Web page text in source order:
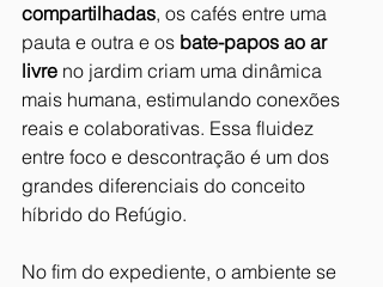
compartilhadas, os cafés entre uma
pauta e outra e os bate-papos ao ar
livre no jardim criam uma dinâmica
mais humana, estimulando conexões
reais e colaborativas. Essa fluidez
entre foco e descontração é um dos
grandes diferenciais do conceito
híbrido do Refúgio.
No fim do expediente, o ambiente se